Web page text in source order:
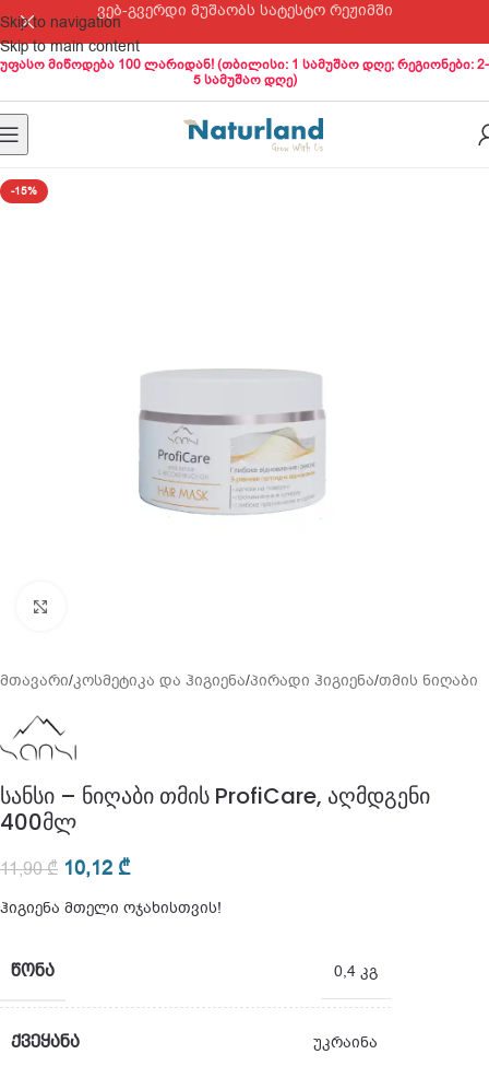
Skip to navigation
Skip to main content
ვებ-გვერდი მუშაობს სატესტო რეჟიმში
უფასო მიწოდება 100 ლარიდან! (თბილისი: 1 სამუშაო დღე; რეგიონები: 2-
5 სამუშაო დღე)
-15%
მთავარი/კოსმეტიკა და ჰიგიენა/პირადი ჰიგიენა/თმის ნიღაბი
სანსი – ნიღაბი თმის ProfiCare, აღმდგენი
400მლ
11,90₾ 10,12 ₾
ჰიგიენა მთელი ოჯახისთვის!
ᲬᲝᲜᲐ 0,4 კგ
ᲥᲕᲔᲧᲐᲜᲐ უკრაინა